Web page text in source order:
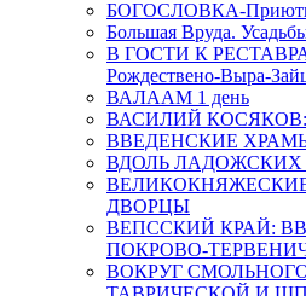
БОГОСЛОВКА-
Большая Вруда.
В ГОСТИ К
Рождествено-Выра-
ВАЛААМ 1 день
ВАСИЛИЙ КОСЯКОВ:
ВВЕДЕНСКИЕ
ВДОЛЬ
ДВОРЦЫ
ВЕПССКИЙ КРАЙ:
ПОКРОВО-
ВОКРУГ